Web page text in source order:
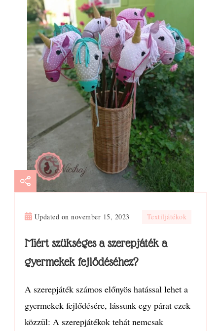
Updated onnovember 15, 2023 Textiljátékok
Miért szükséges a szerepjáték a
gyermekek fejlődéséhez?
A szerepjáték számos előnyös hatással lehet a
gyermekek fejlődésére, lássunk egy párat ezek
közzül: A szerepjátékok tehát nemcsak